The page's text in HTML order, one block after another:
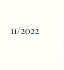
11/2022